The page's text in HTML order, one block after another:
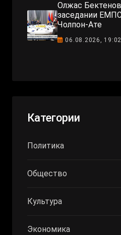
Олжас
заседании
Чолпон-Ате
06.08.2026, 19:02
Категории
Политика
Общество
Культура
Экономика